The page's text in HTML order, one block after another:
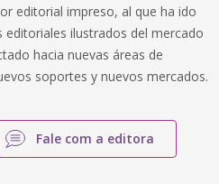
editorial impreso, al que ha ido
ilustrados del mercado
hacia nuevas áreas de
soportes y nuevos mercados.
Fale com a editora